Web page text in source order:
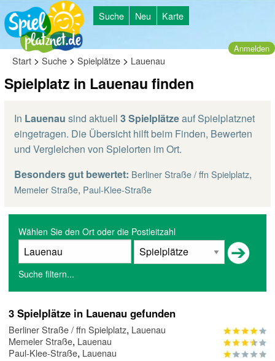
Suche Neu Karte
Anmelden
Start > Suche > Spielplätze > Lauenau
Spielplatz in Lauenau finden
In Lauenau sind aktuell 3 Spielplätzeauf Spielplatznet
eingetragen. Die Übersicht hilft beim Finden, Bewerten
und Vergleichen von Spielorten im Ort.
Besonders gut bewertet: Berliner Straße / ffn Spielplatz,
Memeler Straße, Paul-Klee-Straße
Wählen Sie den Ort oder die Postleitzahl
Suche filtern...
3 Spielplätze in Lauenau gefunden
Berliner Straße / ffn Spielplatz, Lauenau
Memeler Straße, Lauenau
Paul-Klee-Straße, Lauenau